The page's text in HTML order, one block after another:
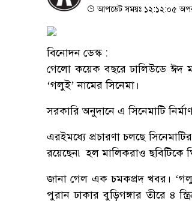
আপডেট সময়ঃ ১২:১২:০৫
বিনোদন ডেস্ক :
গেলো কয়েক বছরে ঢালিউডে ঈদ
‘গলুই’ নামের সিনেমা।
সরকারি অনুদানে এ সিনেমাটি
এরইমধ্যে প্রচারণা চলছে
রয়েছেন৷ হল মালিকরাও ছবিটিকে
জানা গেল এক চমকপ্রদ খবর।
পুরান ঢাকার বুড়িগঙ্গার তীরে ৪